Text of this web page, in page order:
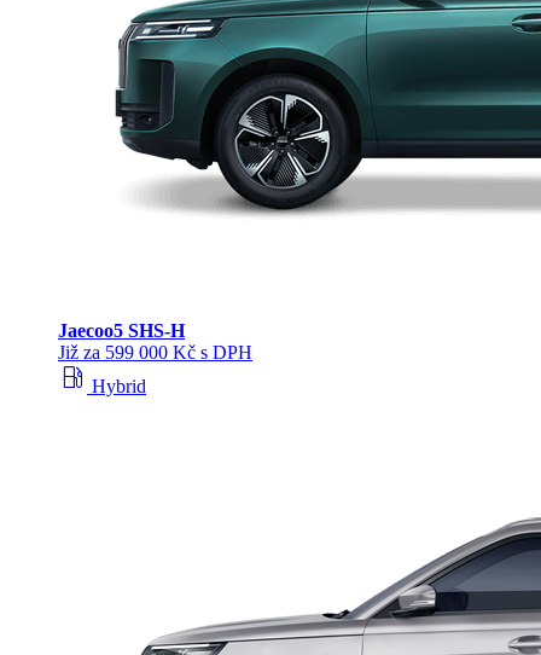
Jaecoo5 SHS-H
Již za 599 000 Kč s DPH
local_gas_station Hybrid